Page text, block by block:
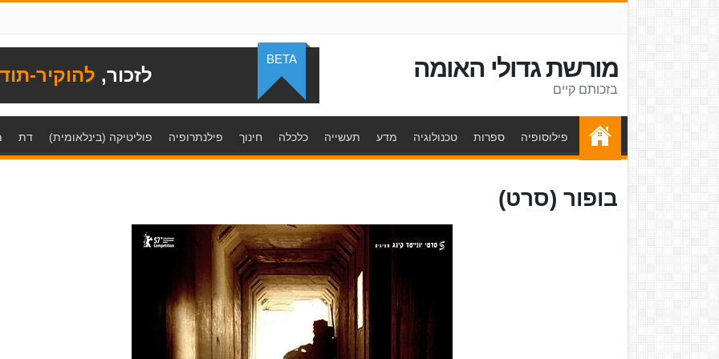
מורשת גדולי האומה
בזכותם קיים
לזכור, להוקיר-
BETA
פילוסופיה ספרות טכנולוגיה מדע תעשייה כלכלה חינוך פילנתרופיה פוליטיקה (בינלאומית) דת
בופור (סרט)